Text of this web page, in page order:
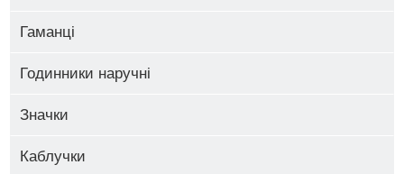
Гаманці
Годинники наручні
Значки
Каблучки